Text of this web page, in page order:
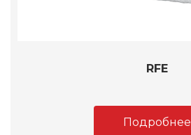
RFE
Подробнее